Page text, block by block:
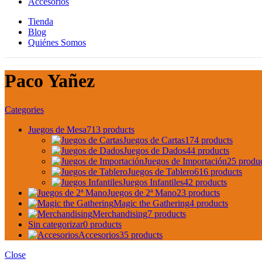
Tienda
Blog
Quiénes Somos
Paco Yañez
Categories
Juegos de Mesa713 products
Juegos de Cartas174 products
Juegos de Dados44 products
Juegos de Importación25
Juegos de Tablero616 products
Juegos Infantiles42 products
Juegos de 2ª Mano23 products
Magic the Gathering4 products
Merchandising7 products
Sin categorizar0 products
Accesorios35 products
Close